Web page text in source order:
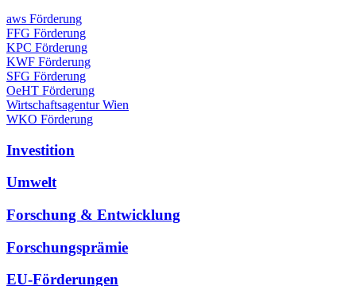
aws Förderung
FFG Förderung
KPC Förderung
KWF Förderung
SFG Förderung
OeHT Förderung
Wirtschaftsagentur Wien
WKO Förderung
Investition
Umwelt
Forschung & Entwicklung
Forschungsprämie
EU-Förderungen